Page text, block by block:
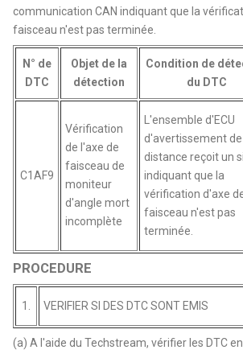
communication CAN indiquant que la
faisceau n'est pas terminée.
N° de
DTC
Objet de la
détection
Condition de
du DTC
C1AF9
Vérification
de l'axe de
faisceau de
moniteur
d'angle mort
incomplète
L'ensemble d'ECU
d'avertissement de
distance reçoit un
indiquant que la
vérification d'axe
faisceau n'est pas
terminée.
PROCEDURE
1. VERIFIER SI DES DTC SONT EMIS
(a) A l'aide du Techstream, vérifier les DTC